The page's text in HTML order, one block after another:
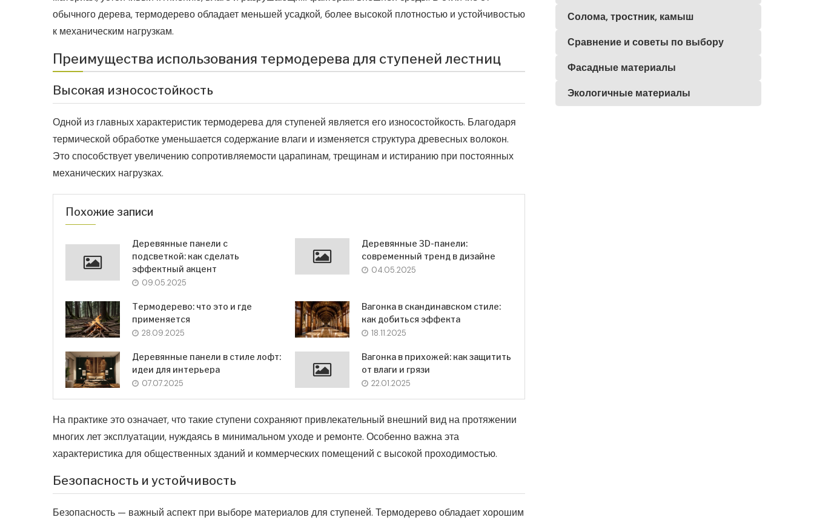
обычного дерева, термодерево обладает меньшей усадкой, более высокой плотностью и устойчивостью
к механическим нагрузкам.
Преимущества использования термодерева для ступеней лестниц
Высокая износостойкость
Одной из главных характеристик термодерева для ступеней является его износостойкость. Благодаря
термической обработке уменьшается содержание влаги и изменяется структура древесных волокон.
Это способствует увеличению сопротивляемости царапинам, трещинам и истиранию при постоянных
механических нагрузках.
Похожие записи
Деревянные панели с
подсветкой: как сделать
эффектный акцент
09.05.2025
Деревянные 3D-панели:
современный тренд в дизайне
04.05.2025
Термодерево: что это и где
применяется
28.09.2025
Вагонка в скандинавском стиле:
как добиться эффекта
18.11.2025
Деревянные панели в стиле лофт:
идеи для интерьера
07.07.2025
Вагонка в прихожей: как защитить
от влаги и грязи
22.01.2025
На практике это означает, что такие ступени сохраняют привлекательный внешний вид на протяжении
многих лет эксплуатации, нуждаясь в минимальном уходе и ремонте. Особенно важна эта
характеристика для общественных зданий и коммерческих помещений с высокой проходимостью.
Безопасность и устойчивость
Безопасность — важный аспект при выборе материалов для ступеней. Термодерево обладает хорошим
Солома, тростник, камыш
Сравнение и советы по выбору
Фасадные материалы
Экологичные материалы